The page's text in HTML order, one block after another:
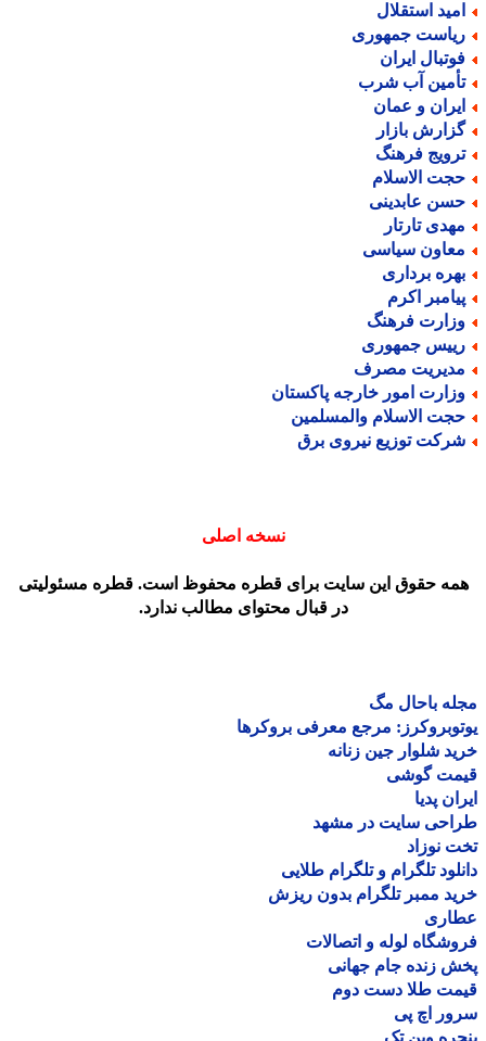
استقلال
جمهوری
ایران
آب شرب
و عمان
بازار
فرهنگ
الاسلام
عابدینی
تارتار
سیاسی
برداری
اکرم
فرهنگ
جمهوری
مصرف
امور خارجه پاکستان
الاسلام والمسلمین
توزیع نیروی برق
نسخه اصلی
حقوق این سایت برای قطره محفوظ است. قطره مسئولیتی
در قبال محتوای مطالب ندارد.
باحال مگ
مرجع معرفی بروکرها
شلوار جین زنانه
گوشی
پدیا
سایت در مشهد
نوزاد
تلگرام و تلگرام طلایی
ممبر تلگرام بدون ریزش
لوله و اتصالات
زنده جام جهانی
طلا دست دوم
اچ پی